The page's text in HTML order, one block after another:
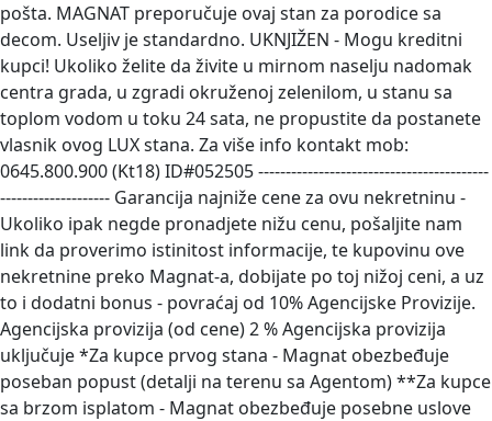
pošta. MAGNAT preporučuje ovaj stan za porodice sa
decom. Useljiv je standardno. UKNJIŽEN - Mogu kreditni
kupci! Ukoliko želite da živite u mirnom naselju nadomak
centra grada, u zgradi okruženoj zelenilom, u stanu sa
toplom vodom u toku 24 sata, ne propustite da postanete
vlasnik ovog LUX stana. Za više info kontakt mob:
0645.800.900 (Kt18) ID#052505 ------------------------------------------
-------------------- Garancija najniže cene za ovu nekretninu -
Ukoliko ipak negde pronadjete nižu cenu, pošaljite nam
link da proverimo istinitost informacije, te kupovinu ove
nekretnine preko Magnat-a, dobijate po toj nižoj ceni, a uz
to i dodatni bonus - povraćaj od 10% Agencijske Provizije.
Agencijska provizija (od cene) 2 % Agencijska provizija
uključuje *Za kupce prvog stana - Magnat obezbeđuje
poseban popust (detalji na terenu sa Agentom) **Za kupce
sa brzom isplatom - Magnat obezbeđuje posebne uslove